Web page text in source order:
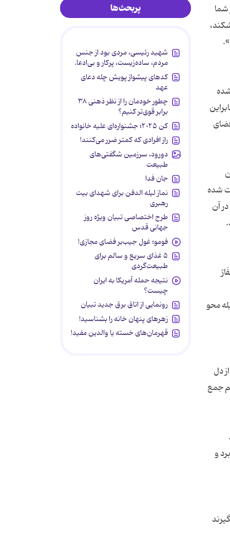
شما
شده
آن
محو
دل
جمع
و
پربحث‌ها
شهید رئیسی، مردی بود از جنس
مردم، ساده‌زیست، پرکار و بی‌ادعا.
کدهای پیشواز پویش چله دعای
عهد
چطور خودمان را از نظر ذهنی ۳۸
برابر قوی‌تر کنیم؟
کن ۲۰۲۵؛ جشنواره‌ای علیه خانواده
راز افرادی که کمتر ضرر می‌کنند!
دورود، سرزمین شگفتی‌های
طبیعت
جان فدا
نماز لیله الدفن برای شهدای بیت
رهبری
طرح اختصاصی تبیان ویژه روز
جهانی قدس
فومو؛ غول جیب‌بر فضای مجازی!
۵ غذای سریع و سالم برای
طبیعت‌گردی
نتیجه حمله آمریکا به ایران
چیست؟
رونمایی از اتاق برق جدید تبیان
زهرهای پنهان خانه را بشناسید!
قهرمان‌های خسته یا والدین مفید!